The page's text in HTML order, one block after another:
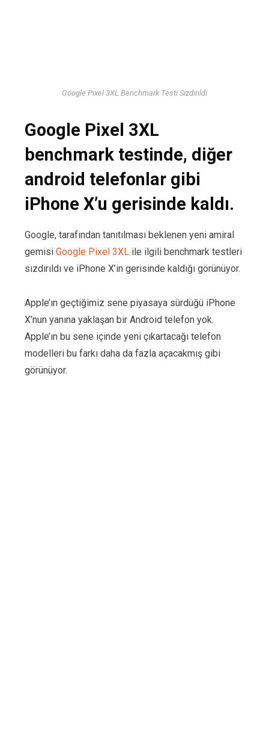
Google Pixel 3XL Benchmark Testi Sızdırıldı
Google Pixel 3XL
benchmark testinde, diğer
android telefonlar gibi
iPhone X’u gerisinde kaldı.
Google, tarafından tanıtılması beklenen yeni amiral
gemisi Google Pixel 3XLile ilgili benchmark testleri
sızdırıldı ve iPhone X’in gerisinde kaldığı görünüyor.
Apple’ın geçtiğimiz sene piyasaya sürdüğü iPhone
X’nun yanına yaklaşan bir Android telefon yok.
Apple’ın bu sene içinde yeni çıkartacağı telefon
modelleri bu farkı daha da fazla açacakmış gibi
görünüyor.